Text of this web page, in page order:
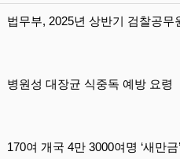
법무부, 2025년 상반기 검찰공무
병원성 대장균 식중독 예방 요령
170여 개국 4만 3000여명 ‘새만